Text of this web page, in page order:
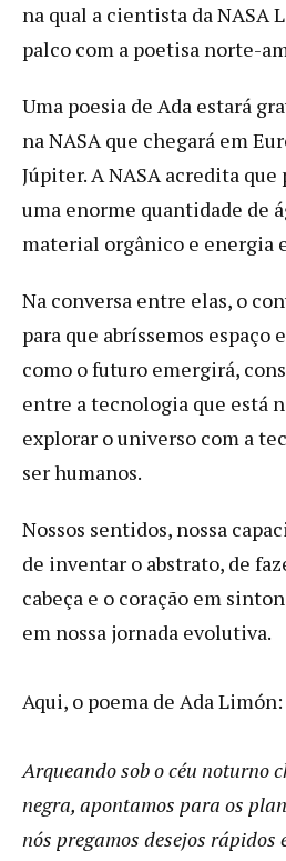
na qual a cientista da NASA
palco com a poetisa norte-
Uma poesia de Ada estará
na NASA que chegará em
Júpiter. A NASA acredita
uma enorme quantidade de
material orgânico e energia
Na conversa entre elas, o
para que abríssemos espaço
como o futuro emergirá,
entre a tecnologia que está
explorar o universo com a
ser humanos.
Nossos sentidos, nossa
de inventar o abstrato, de
cabeça e o coração em
em nossa jornada evolutiva.
Aqui, o poema de Ada Limón:
Arqueando sob o céu noturno
negra, apontamos para os
nós pregamos desejos rápidos